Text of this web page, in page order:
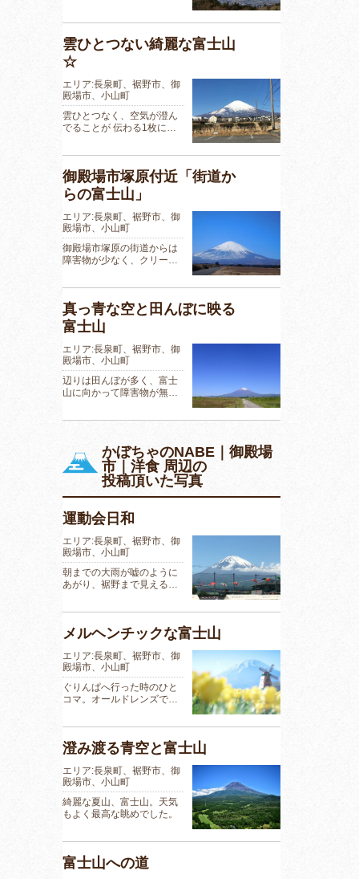
雲ひとつない綺麗な富士山
☆
エリア:長泉町、裾野市、御
殿場市、小山町
雲ひとつなく、空気が澄ん
でることが 伝わる1枚に…
御殿場市塚原付近「街道か
らの富士山」
エリア:長泉町、裾野市、御
殿場市、小山町
御殿場市塚原の街道からは
障害物が少なく、クリー…
真っ青な空と田んぼに映る
富士山
エリア:長泉町、裾野市、御
殿場市、小山町
辺りは田んぼが多く、富士
山に向かって障害物が無…
かぼちゃのNABE｜御殿場
市｜洋食 周辺の
投稿頂いた写真
運動会日和
エリア:長泉町、裾野市、御
殿場市、小山町
朝までの大雨が嘘のように
あがり、裾野まで見える…
メルヘンチックな富士山
エリア:長泉町、裾野市、御
殿場市、小山町
ぐりんぱへ行った時のひと
コマ。オールドレンズで…
澄み渡る青空と富士山
エリア:長泉町、裾野市、御
殿場市、小山町
綺麗な夏山、富士山。天気
もよく最高な眺めでした。
富士山への道